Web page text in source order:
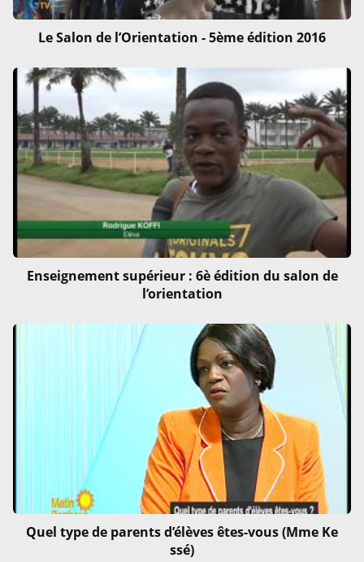
Le Salon de l’Orientation - 5ème édition 2016
Enseignement supérieur : 6è édition du salon de
l’orientation
Quel type de parents d’élèves êtes-vous (Mme Ke
ssé)